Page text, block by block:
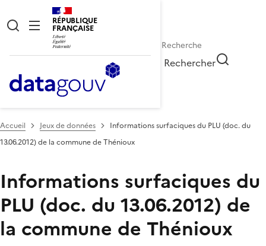
RÉPUBLIQUE
FRANÇAISE
Rechercher
Accueil Jeux de données
Informations surfaciques du PLU (doc. du
13.06.2012) de la commune de Thénioux
Informations surfaciques du
PLU (doc. du 13.06.2012) de
la commune de Thénioux